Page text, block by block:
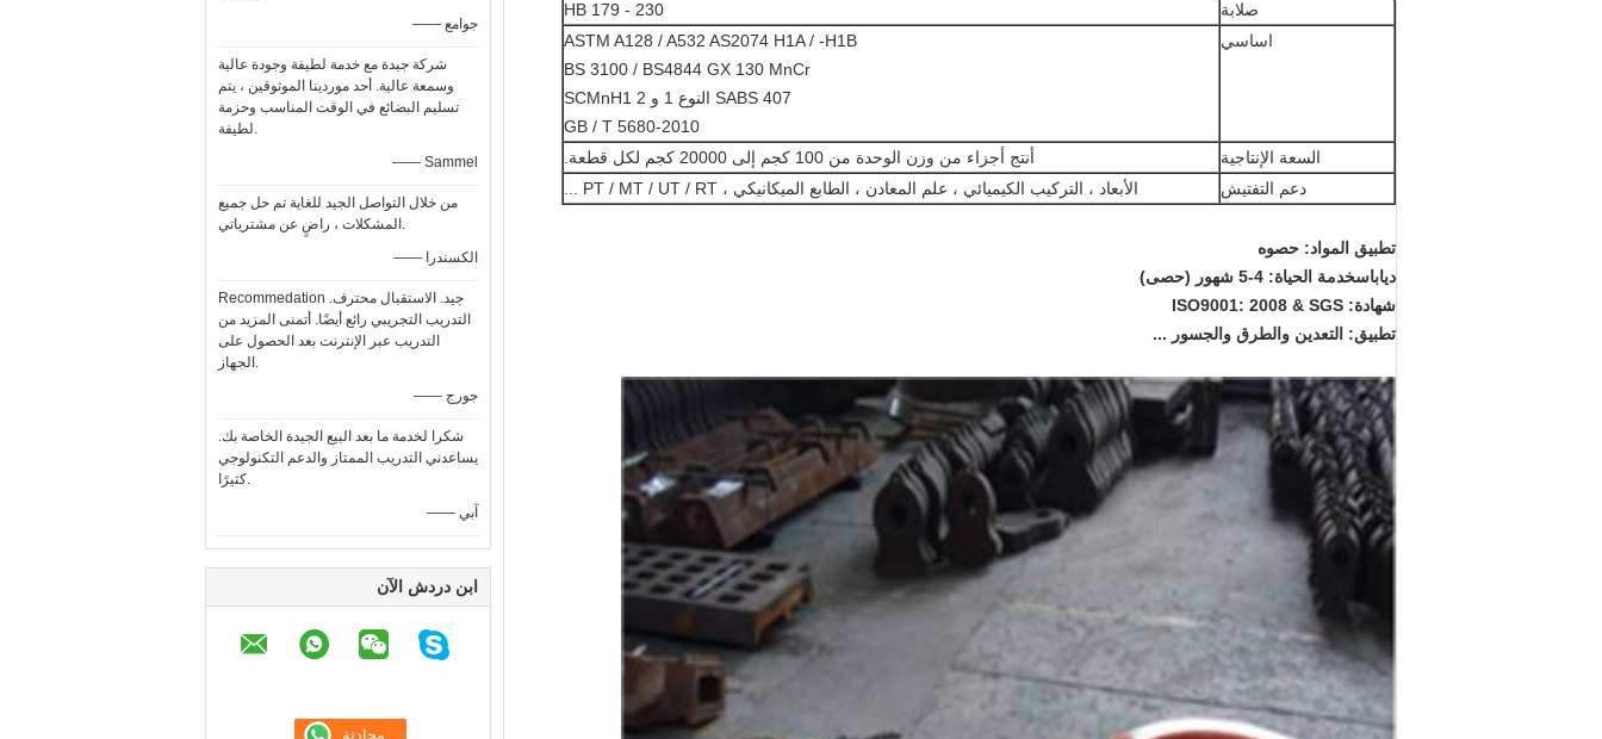
—— جوامع
شركة جيدة مع خدمة لطيفة وجودة عالية
وسمعة عالية. أحد موردينا الموثوقين ، يتم
تسليم البضائع في الوقت المناسب وحزمة
لطيفة.
—— Sammel
من خلال التواصل الجيد للغاية تم حل جميع
المشكلات ، راضٍ عن مشترياتي.
—— الكسندرا
Recommedation جيد. الاستقبال محترف.
التدريب التجريبي رائع أيضًا. أتمنى المزيد من
التدريب عبر الإنترنت بعد الحصول على
الجهاز.
—— جورج
شكرا لخدمة ما بعد البيع الجيدة الخاصة بك.
يساعدني التدريب الممتاز والدعم التكنولوجي
كثيرًا.
—— آبي
ابن دردش الآن
صلابة
HB 179 - 230
اساسي
ASTM A128 / A532 AS2074 H1A / -H1B
BS 3100 / BS4844 GX 130 MnCr
SABS 407 النوع 1 و 2 SCMnH1
GB / T 5680-2010
السعة الإنتاجية
أنتج أجزاء من وزن الوحدة من 100 كجم إلى 20000 كجم لكل قطعة.
دعم التفتيش
الأبعاد ، التركيب الكيميائي ، علم المعادن ، الطابع الميكانيكي ، PT / MT / UT / RT ...
تطبيق المواد: حصوه
دياباسخدمة الحياة: 4-5 شهور (حصى)
شهادة: ISO9001: 2008 & SGS
تطبيق: التعدين والطرق والجسور ...